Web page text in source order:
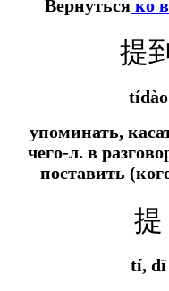
Вернуться ко
提到
tídào
упоминать,
чего-л. в
поставить
提
tí, dī